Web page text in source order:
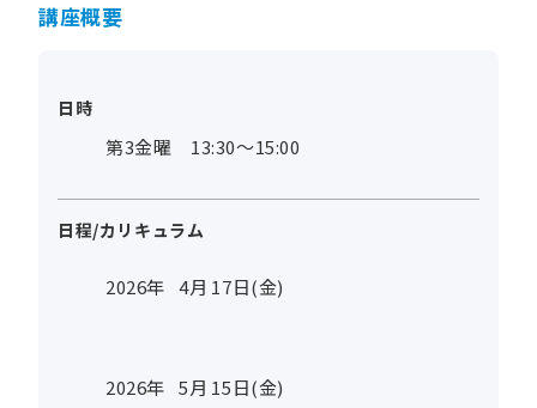
講座概要
日時
第3金曜 13:30～15:00
日程/カリキュラム
2026年 4月 17日(金)
2026年 5月 15日(金)